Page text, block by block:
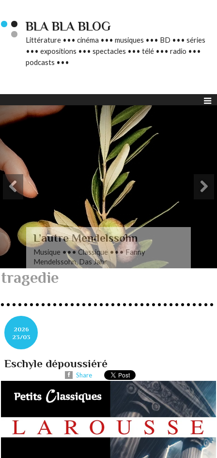
BLA BLA BLOG
Littérature ••• cinéma ••• musiques ••• BD ••• séries
••• expositions ••• spectacles ••• télé ••• radio •••
podcasts •••
L’autre Mendelssohn
Musique ••• Classique ••• Fanny
Mendelssohn, Das Jahr
tragedie
2026
23/03
Eschyle dépoussiéré
Share